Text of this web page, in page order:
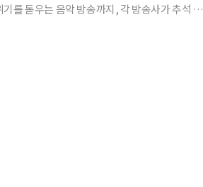
를 돋우는 음악 방송까지, 각 방송사가 추석 특